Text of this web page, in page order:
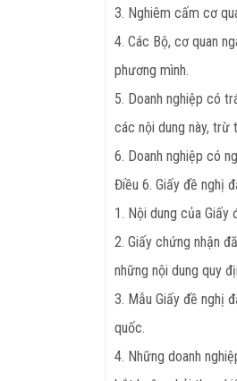
3. Nghiêm cấm cơ
4. Các Bộ, cơ quan
phương mình.
5. Doanh nghiệp có
các nội dung này, trừ
6. Doanh nghiệp có
Điều 6. Giấy đề nghị
1. Nội dung của Giấy
2. Giấy chứng nhận
những nội dung quy
3. Mẫu Giấy đề nghị
quốc.
4. Những doanh